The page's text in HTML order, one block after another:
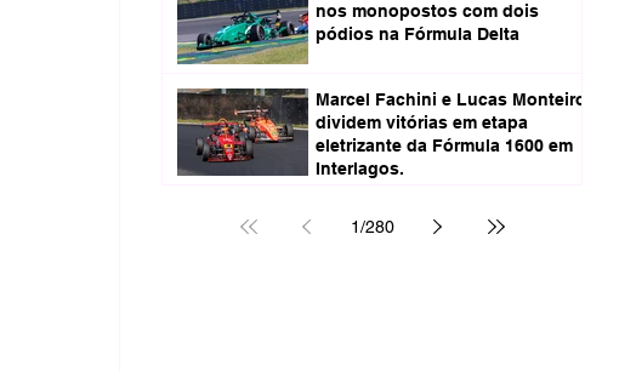
nos monopostos com dois
pódios na Fórmula Delta
Marcel Fachini e Lucas Monteiro
dividem vitórias em etapa
eletrizante da Fórmula 1600 em
Interlagos.
1/280